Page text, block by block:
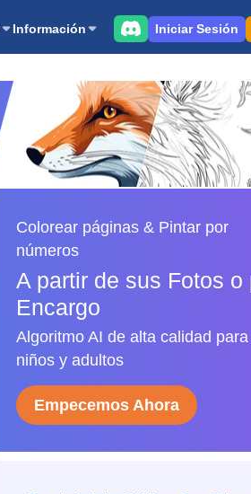
Información Iniciar Sesión
Colorear páginas & Pintar por
números
A partir de sus Fotos o
Encargo
Algoritmo AI de alta calidad para
niños y adultos
Empecemos Ahora